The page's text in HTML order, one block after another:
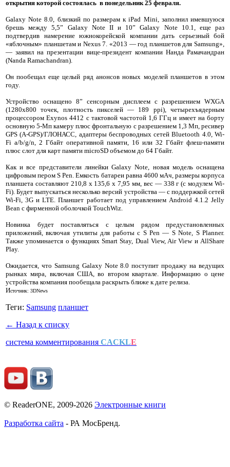
открытия которой состоялась в понедельник 25 февраля.
Galaxy Note 8.0, близкий по размерам к iPad Mini, заполнил имевшуюся
брешь между 5,5” Galaxy Note II и 10” Galaxy Note 10.1, еще раз
подтвердив намерение южнокорейской компании дать серьезный бой
«яблочным» планшетам и Nexus 7. «2013 — год планшетов для Samsung»,
— заявил на презентации вице-президент компании Нанда Рамачандран
(Nanda Ramachandran).
Он пообещал еще целый ряд анонсов новых моделей планшетов в этом
году.
Устройство оснащено 8” сенсорным дисплеем с разрешением WXGA
(1280х800 точек, плотность пикселей — 189 ppi), четырехъядерным
процессором Exynos 4412 с тактовой частотой 1,6 ГГц и имеет на борту
основную 5-Мп камеру плюс фронтальную с разрешением 1,3 Мп, ресивер
GPS (A-GPS)/ГЛОНАСС, адаптеры беспроводных сетей Bluetooth 4.0, Wi-
Fi a/b/g/n, 2 Гбайт оперативной памяти, 16 или 32 Гбайт флеш-памяти
плюс слот для карт памяти microSD объемом до 64 Гбайт.
Как и все представители линейки Galaxy Note, новая модель оснащена
цифровым пером S Pen. Емкость батареи равна 4600 мАч, размеры корпуса
планшета составляют 210,8 x 135,6 x 7,95 мм, вес — 338 г (с модулем Wi-
Fi). Будет выпускаться несколько версий устройства — с поддержкой сетей
Wi-Fi, 3G и LTE. Планшет работает под управлением Android 4.1.2 Jelly
Bean с фирменной оболочкой TouchWiz.
Новинка будет поставляться с целым рядом предустановленных
приложений, включая утилиты для работы с S Pen — S Note, S Planner.
Также упоминается о функциях Smart Stay, Dual View, Air View и AllShare
Play.
Ожидается, что Samsung Galaxy Note 8.0 поступит продажу на ведущих
рынках мира, включая США, во втором квартале. Информацию о цене
устройства компания пообещала раскрыть ближе к дате релиза.
Источник: 3DNews
Теги: Samsung планшет
← Назад к списку
система комментирования CACKLE
© ReaderONE, 2009-2026 Электронные книги
Разработка сайта - РА МосБренд.